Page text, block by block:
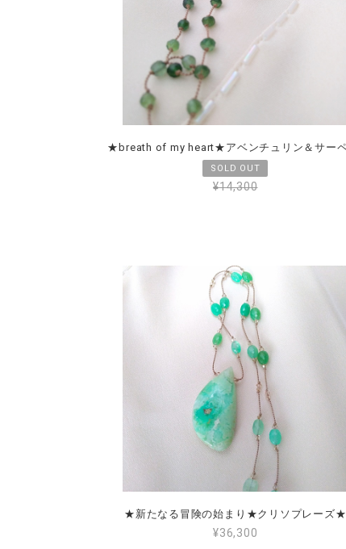
¥14,300
★新たなる冒険の始まり★クリソプレーズ★
¥36,300